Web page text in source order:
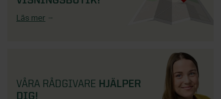
Läs mer
VÅRA RÅDGIVARE HJÄLPER
DIG!